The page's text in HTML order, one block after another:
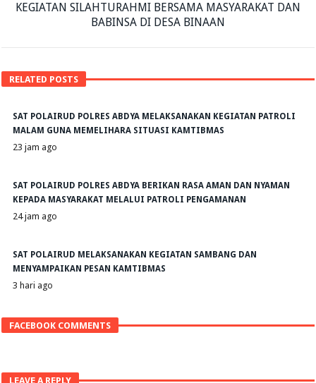
KEGIATAN SILAHTURAHMI BERSAMA MASYARAKAT DAN
BABINSA DI DESA BINAAN
RELATED POSTS
SAT POLAIRUD POLRES ABDYA MELAKSANAKAN KEGIATAN PATROLI
MALAM GUNA MEMELIHARA SITUASI KAMTIBMAS
23 jam ago
SAT POLAIRUD POLRES ABDYA BERIKAN RASA AMAN DAN NYAMAN
KEPADA MASYARAKAT MELALUI PATROLI PENGAMANAN
24 jam ago
SAT POLAIRUD MELAKSANAKAN KEGIATAN SAMBANG DAN
MENYAMPAIKAN PESAN KAMTIBMAS
3 hari ago
FACEBOOK COMMENTS
LEAVE A REPLY